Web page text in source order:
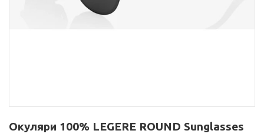
Окуляри 100% LEGERE ROUND Sunglasses